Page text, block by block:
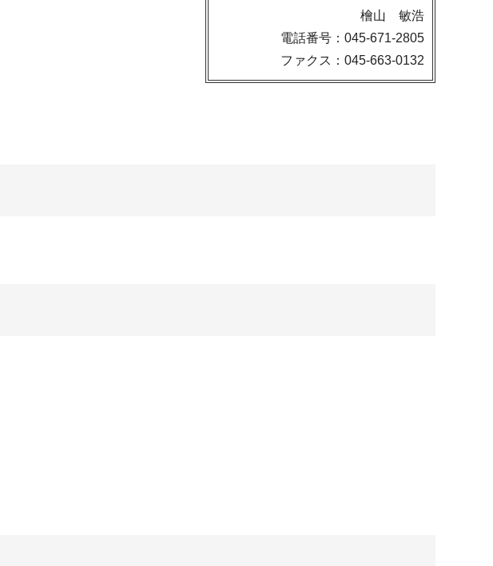
檜山 敏浩
電話番号：045-671-2805
ファクス：045-663-0132